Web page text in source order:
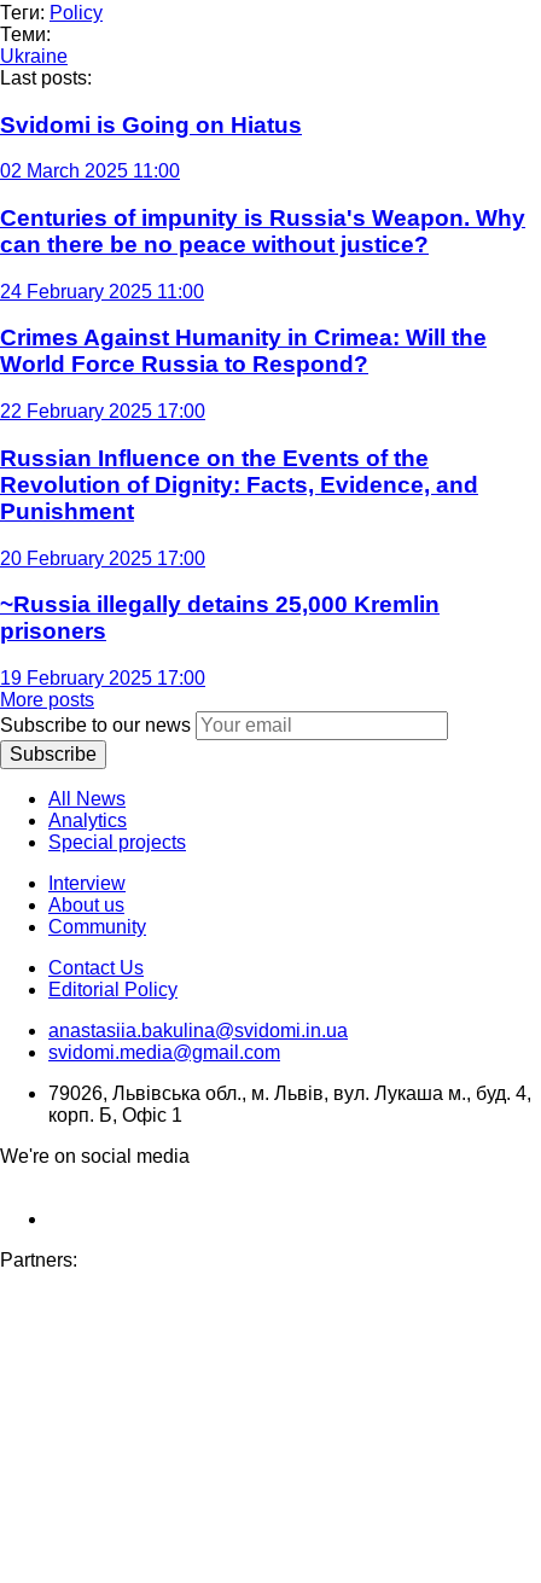
Теги: Policy
Теми:
Ukraine
Last posts:
Svidomi is Going on Hiatus
02 March 2025 11:00
Centuries of impunity is Russia's Weapon. Why
can there be no peace without justice?
24 February 2025 11:00
Crimes Against Humanity in Crimea: Will the
World Force Russia to Respond?
22 February 2025 17:00
Russian Influence on the Events of the
Revolution of Dignity: Facts, Evidence, and
Punishment
20 February 2025 17:00
~Russia illegally detains 25,000 Kremlin
prisoners
19 February 2025 17:00
More posts
Subscribe to our news
Subscribe
All News
Analytics
Special projects
Interview
About us
Community
Contact Us
Editorial Policy
anastasiia.bakulina@svidomi.in.ua
svidomi.media@gmail.com
79026, Львівська обл., м. Львів, вул. Лукаша м., буд. 4,
корп. Б, Офіс 1
We're on social media
Partners: